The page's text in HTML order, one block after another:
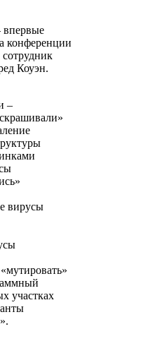
впервые
конференции
Коуэн.
–
вирусы
участках